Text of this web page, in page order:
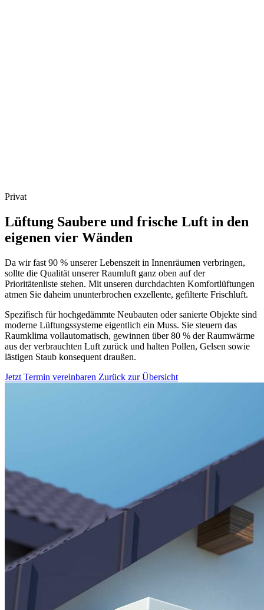
Privat
Lüftung Saubere und frische Luft in den
eigenen vier Wänden
Da wir fast 90 % unserer Lebenszeit in Innenräumen verbringen,
sollte die Qualität unserer Raumluft ganz oben auf der
Prioritätenliste stehen. Mit unseren durchdachten Komfortlüftungen
atmen Sie daheim ununterbrochen exzellente, gefilterte Frischluft.
Spezifisch für hochgedämmte Neubauten oder sanierte Objekte sind
moderne Lüftungssysteme eigentlich ein Muss. Sie steuern das
Raumklima vollautomatisch, gewinnen über 80 % der Raumwärme
aus der verbrauchten Luft zurück und halten Pollen, Gelsen sowie
lästigen Staub konsequent draußen.
Jetzt Termin vereinbaren Zurück zur Übersicht